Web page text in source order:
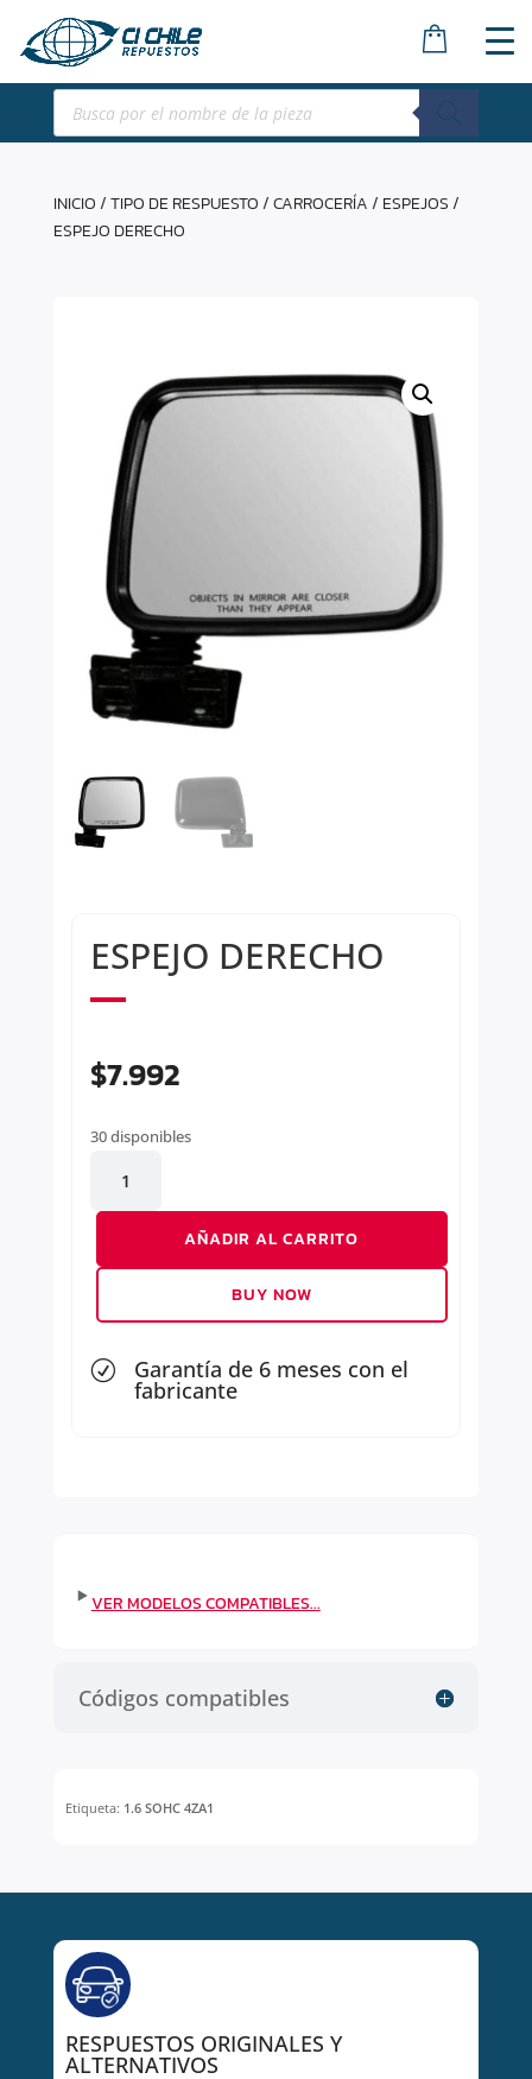
Búsqueda
productos
INICIO/TIPO DE RESPUESTO/CARROCERÍA/ ESPEJOS/
ESPEJO DERECHO
ESPEJO DERECHO
$7.992
30 disponibles
DERECHO
cantidad
AÑADIR AL CARRITO
BUY NOW
R Garantía de 6 meses con el
fabricante
Códigos compatibles
Etiqueta: 1.6 SOHC 4ZA1
RESPUESTOS ORIGINALES Y
ALTERNATIVOS